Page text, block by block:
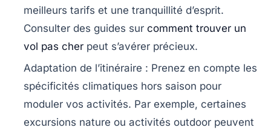
meilleurs tarifs et une tranquillité d’esprit.
Consulter des guides sur comment trouver un
vol pas cher peut s’avérer précieux.
Adaptation de l’itinéraire : Prenez en compte les
spécificités climatiques hors saison pour
moduler vos activités. Par exemple, certaines
excursions nature ou activités outdoor peuvent